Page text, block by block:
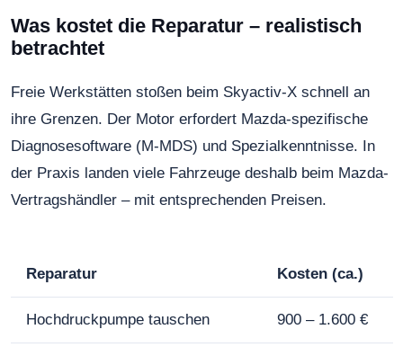
Was kostet die Reparatur – realistisch
betrachtet
Freie Werkstätten stoßen beim Skyactiv-X schnell an
ihre Grenzen. Der Motor erfordert Mazda-spezifische
Diagnosesoftware (M-MDS) und Spezialkenntnisse. In
der Praxis landen viele Fahrzeuge deshalb beim Mazda-
Vertragshändler – mit entsprechenden Preisen.
Reparatur Kosten (ca.)
Hochdruckpumpe tauschen 900 – 1.600 €